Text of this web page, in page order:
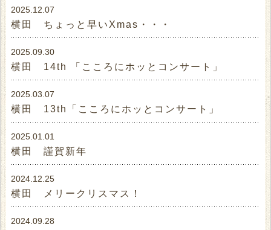
2025.12.07
横田 ちょっと早いXmas・・・
2025.09.30
横田 14th 「こころにホッとコンサート」
2025.03.07
横田 13th「こころにホッとコンサート」
2025.01.01
横田 謹賀新年
2024.12.25
横田 メリークリスマス！
2024.09.28